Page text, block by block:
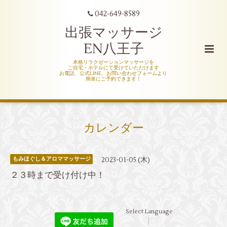
042-649-8589
出張マッサージ
EN八王子
本格リラクゼーションマッサージを
ご自宅・ホテルにて受けていただけます
お電話、公式LINE、お問い合わせフォームより
簡単にご予約できます！
カレンダー
もみほぐし＆アロママッサージ 2023-01-05 (木)
２３時まで受け付け中！
Select Language